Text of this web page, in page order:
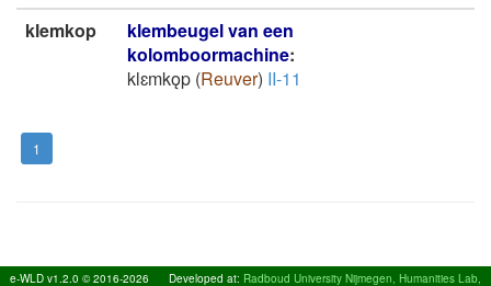
klemkop
klembeugel van een
kolomboormachine:
klɛmkǫp (Reuver) II-11
1
e-WLD v1.2.0 © 2016-2026 Developed at: Radboud University Nijmegen, Humanities Lab,